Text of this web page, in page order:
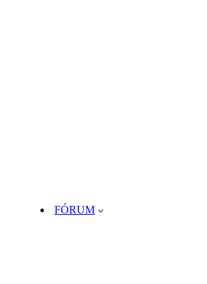
FÓRUM